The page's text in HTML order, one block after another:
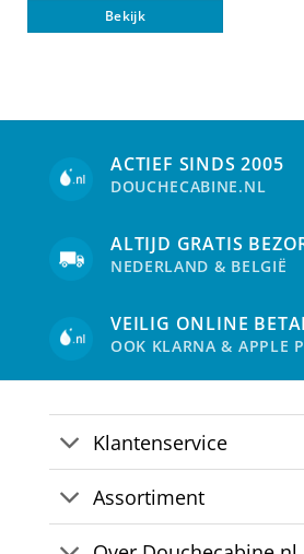
Bekijk
ACTIEF SINDS 2005
DOUCHECABINE.NL
ALTIJD GRATIS
NEDERLAND & BELGIË
VEILIG ONLINE
OOK KLARNA & APPLE
Klantenservice
Assortiment